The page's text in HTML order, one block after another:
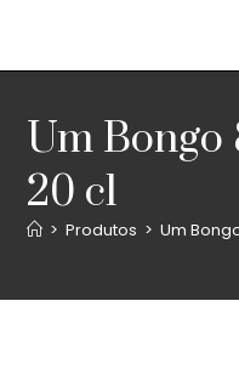
Um
20 cl
> Produtos > Um